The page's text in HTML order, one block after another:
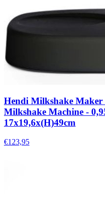
Hendi Milkshake Maker
Milkshake Machine -
17x19,6x(H)49cm
€123,95